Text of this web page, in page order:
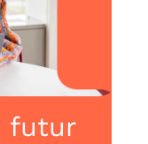
futur